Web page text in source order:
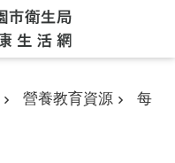
營養教育資源
每